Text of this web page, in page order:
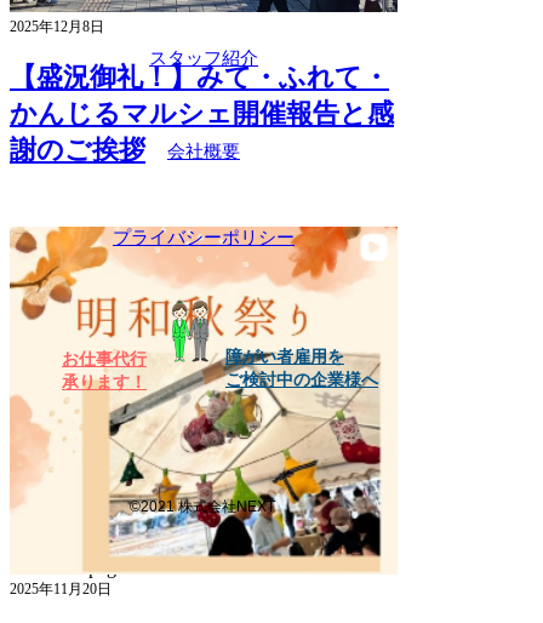
2025年12月8日
【盛況御礼！】みて・ふれて・
かんじるマルシェ開催報告と感
謝のご挨拶
2025年11月20日
​スタッフ紹介
会社概要
プライバシーポリシー
障がい者雇用を
ご検討中の企業様へ
お仕事代行​
承ります！
©2021 株式会社NEXT
bottom of page